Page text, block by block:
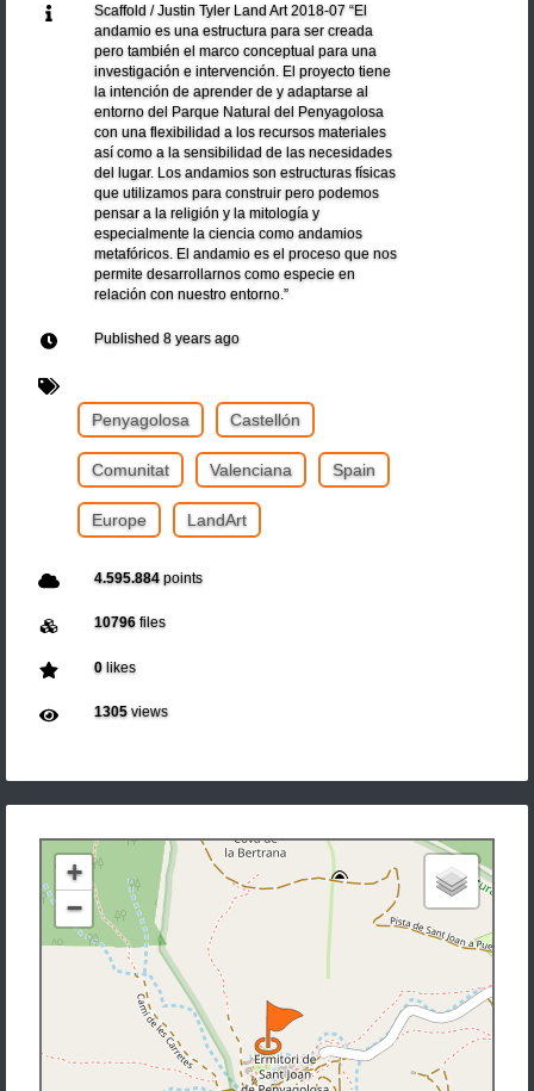
Scaffold / Justin Tyler Land Art 2018-07 “El
andamio es una estructura para ser creada
pero también el marco conceptual para una
investigación e intervención. El proyecto tiene
la intención de aprender de y adaptarse al
entorno del Parque Natural del Penyagolosa
con una flexibilidad a los recursos materiales
así como a la sensibilidad de las necesidades
del lugar. Los andamios son estructuras físicas
que utilizamos para construir pero podemos
pensar a la religión y la mitología y
especialmente la ciencia como andamios
metafóricos. El andamio es el proceso que nos
permite desarrollarnos como especie en
relación con nuestro entorno.”
Published 8 years ago
Penyagolosa Castellón
Comunitat Valenciana Spain
Europe LandArt
4.595.884points
10796files
0likes
1305views
+
−